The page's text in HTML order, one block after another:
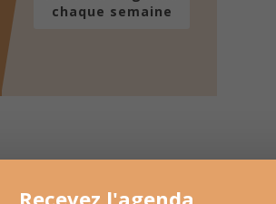
chaque semaine
Recevez l'agenda